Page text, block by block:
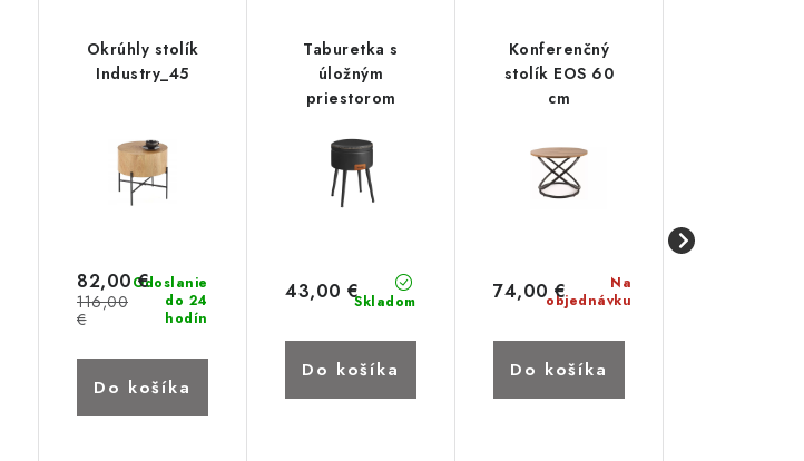
Okrúhly stolík
Industry_45
Odoslanie
do 24
hodín
82,00 €
116,00
€
Do košíka
Taburetka s
úložným
priestorom
Skladom
43,00 €
Do košíka
Konferenčný
stolík EOS 60
cm
Na
objednávku
74,00 €
Do košíka